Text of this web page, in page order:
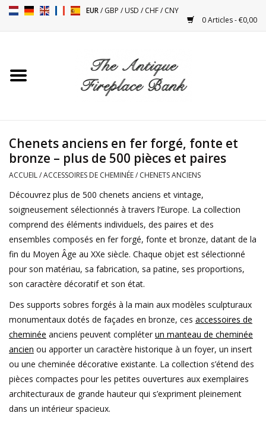
EUR/GBP /USD /CHF/CNY
0 Articles - €0,00
Cheminées Antiques
Poêles
Tables
Objets Anciens et Vintage
Objets Décoratifs Pour
Aménagement Extérieur
Sols En Pierre, Terre Cuite &
Marbre
Outlet
Clients Satisfaits
Chenets anciens en fer forgé, fonte et
bronze – plus de 500 pièces et paires
ACCUEIL/ACCESSOIRES DE CHEMINÉE/ CHENETS ANCIENS
Découvrez plus de 500 chenets anciens et vintage,
soigneusement sélectionnés à travers l’Europe. La collection
comprend des éléments individuels, des paires et des
ensembles composés en fer forgé, fonte et bronze, datant de la
fin du Moyen Âge au XXe siècle. Chaque objet est sélectionné
pour son matériau, sa fabrication, sa patine, ses proportions,
son caractère décoratif et son état.
Des supports sobres forgés à la main aux modèles sculpturaux
monumentaux dotés de façades en bronze, ces accessoires de
cheminée anciens peuvent compléter un manteau de cheminée
ancien ou apporter un caractère historique à un foyer, un insert
ou une cheminée décorative existante. La collection s’étend des
pièces compactes pour les petites ouvertures aux exemplaires
architecturaux de grande hauteur qui s’expriment pleinement
dans un intérieur spacieux.